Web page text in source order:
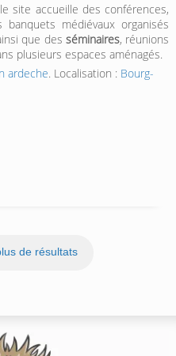
site accueille des conférences,
médiévaux organisés
que des séminaires, réunions
plusieurs espaces aménagés.
ardeche. Localisation : Bourg-
de résultats